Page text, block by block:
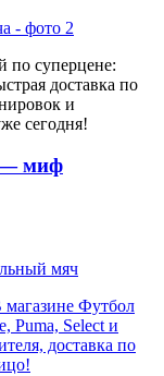
по суперцене:
доставка по
и
сегодня!
— миф
Футбол
Puma, Select и
доставка по